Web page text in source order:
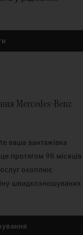
Mercedes‑Benz
ваша вантажівка
протягом 96 місяців
охоплює
швидкозношуваних